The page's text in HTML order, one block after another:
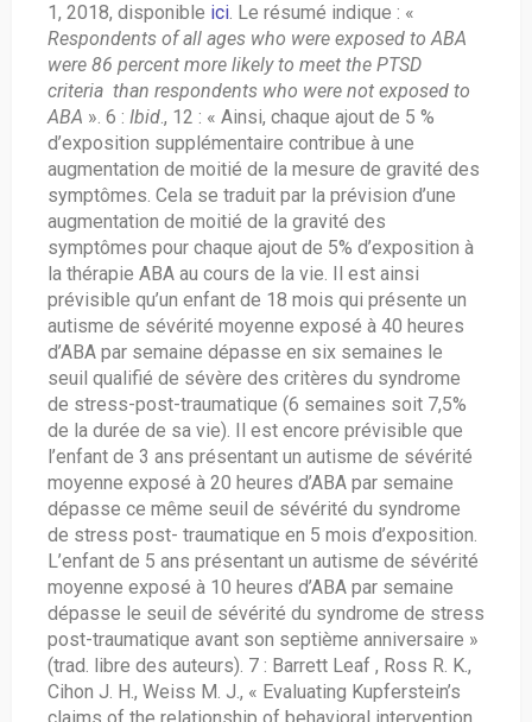
1, 2018, disponible ici. Le résumé indique : «
Respondents of all ages who were exposed to ABA
were 86 percent more likely to meet the PTSD
criteria than respondents who were not exposed to
ABA ». 6 : Ibid., 12 : « Ainsi, chaque ajout de 5 %
d’exposition supplémentaire contribue à une
augmentation de moitié de la mesure de gravité des
symptômes. Cela se traduit par la prévision d’une
augmentation de moitié de la gravité des
symptômes pour chaque ajout de 5% d’exposition à
la thérapie ABA au cours de la vie. Il est ainsi
prévisible qu’un enfant de 18 mois qui présente un
autisme de sévérité moyenne exposé à 40 heures
d’ABA par semaine dépasse en six semaines le
seuil qualifié de sévère des critères du syndrome
de stress-post-traumatique (6 semaines soit 7,5%
de la durée de sa vie). Il est encore prévisible que
l’enfant de 3 ans présentant un autisme de sévérité
moyenne exposé à 20 heures d’ABA par semaine
dépasse ce même seuil de sévérité du syndrome
de stress post- traumatique en 5 mois d’exposition.
L’enfant de 5 ans présentant un autisme de sévérité
moyenne exposé à 10 heures d’ABA par semaine
dépasse le seuil de sévérité du syndrome de stress
post-traumatique avant son septième anniversaire »
(trad. libre des auteurs). 7 : Barrett Leaf , Ross R. K.,
Cihon J. H., Weiss M. J., « Evaluating Kupferstein’s